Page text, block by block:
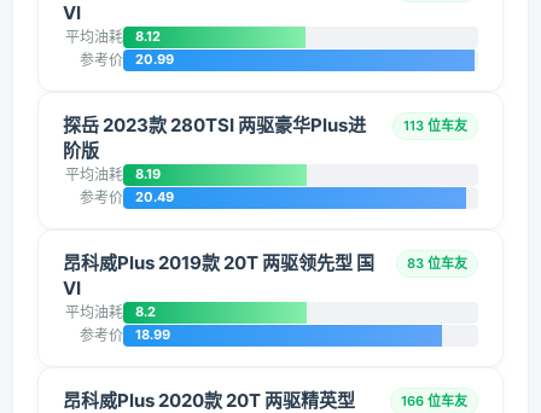
VI
平均油耗 8.12
参考价 20.99
探岳 2023款 280TSI 两驱豪华Plus进
阶版
113 位车友
平均油耗 8.19
参考价 20.49
昂科威Plus 2019款 20T 两驱领先型 国
VI
83 位车友
平均油耗 8.2
参考价 18.99
昂科威Plus 2020款 20T 两驱精英型 166 位车友